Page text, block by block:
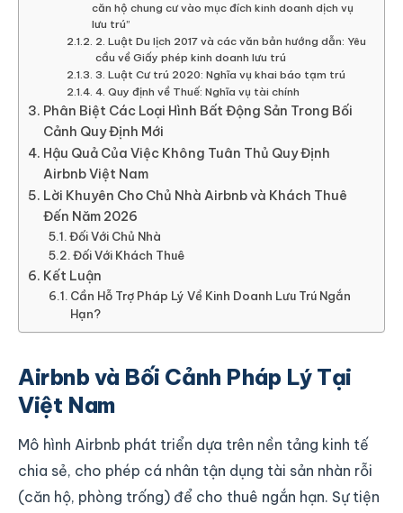
căn hộ chung cư vào mục đích kinh doanh dịch vụ
lưu trú”
2. Luật Du lịch 2017 và các văn bản hướng dẫn: Yêu
cầu về Giấy phép kinh doanh lưu trú
3. Luật Cư trú 2020: Nghĩa vụ khai báo tạm trú
4. Quy định về Thuế: Nghĩa vụ tài chính
Phân Biệt Các Loại Hình Bất Động Sản Trong Bối
Cảnh Quy Định Mới
Hậu Quả Của Việc Không Tuân Thủ Quy Định
Airbnb Việt Nam
Lời Khuyên Cho Chủ Nhà Airbnb và Khách Thuê
Đến Năm 2026
Đối Với Chủ Nhà
Đối Với Khách Thuê
Kết Luận
Cần Hỗ Trợ Pháp Lý Về Kinh Doanh Lưu Trú Ngắn
Hạn?
Airbnb và Bối Cảnh Pháp Lý Tại
Việt Nam
Mô hình Airbnb phát triển dựa trên nền tảng kinh tế
chia sẻ, cho phép cá nhân tận dụng tài sản nhàn rỗi
(căn hộ, phòng trống) để cho thuê ngắn hạn. Sự tiện